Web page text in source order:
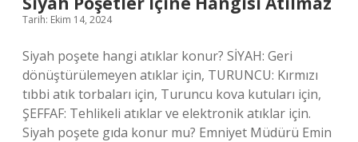
Tarih: Ekim 14, 2024
Siyah poşete hangi atıklar konur? SİYAH: Geri
dönüştürülemeyen atıklar için, TURUNCU: Kırmızı
tıbbi atık torbaları için, Turuncu kova kutuları için,
ŞEFFAF: Tehlikeli atıklar ve elektronik atıklar için.
Siyah poşete gıda konur mu? Emniyet Müdürü Emin